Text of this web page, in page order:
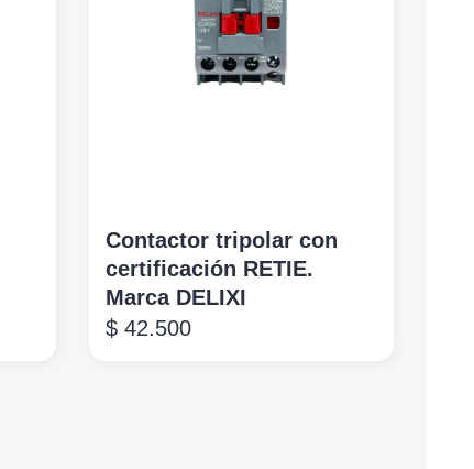
Contactor tripolar con
certificación RETIE.
Marca DELIXI
$42.500